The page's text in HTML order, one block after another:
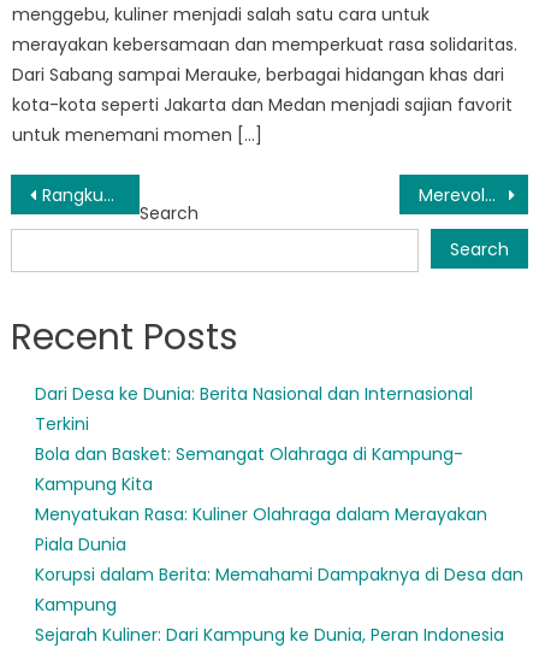
menggebu, kuliner menjadi salah satu cara untuk
merayakan kebersamaan dan memperkuat rasa solidaritas.
Dari Sabang sampai Merauke, berbagai hidangan khas dari
kota-kota seperti Jakarta dan Medan menjadi sajian favorit
untuk menemani momen […]
Post
navigation
Rangkuman Lengkap Informasi Pendidikan di Semarang: Pilih Sekolah yang Tepat untuk Masa Depan Anak Merevolusi Pendidikan di Semarang dengan Inisiatif Program Pendidikan yang Inovatif
Search
Search
Recent Posts
Dari Desa ke Dunia: Berita Nasional dan Internasional
Terkini
Bola dan Basket: Semangat Olahraga di Kampung-
Kampung Kita
Menyatukan Rasa: Kuliner Olahraga dalam Merayakan
Piala Dunia
Korupsi dalam Berita: Memahami Dampaknya di Desa dan
Kampung
Sejarah Kuliner: Dari Kampung ke Dunia, Peran Indonesia